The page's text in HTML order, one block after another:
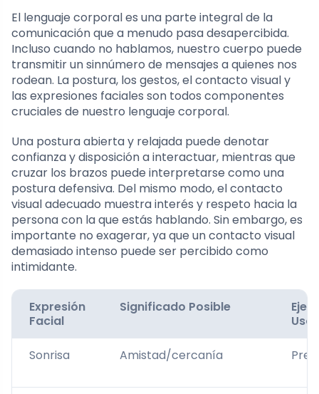
El lenguaje corporal es una parte integral de la
comunicación que a menudo pasa desapercibida.
Incluso cuando no hablamos, nuestro cuerpo puede
transmitir un sinnúmero de mensajes a quienes nos
rodean. La postura, los gestos, el contacto visual y
las expresiones faciales son todos componentes
cruciales de nuestro lenguaje corporal.
Una postura abierta y relajada puede denotar
confianza y disposición a interactuar, mientras que
cruzar los brazos puede interpretarse como una
postura defensiva. Del mismo modo, el contacto
visual adecuado muestra interés y respeto hacia la
persona con la que estás hablando. Sin embargo, es
importante no exagerar, ya que un contacto visual
demasiado intenso puede ser percibido como
intimidante.
Expresión
Facial
Significado Posible
Uso
Sonrisa Amistad/cercanía